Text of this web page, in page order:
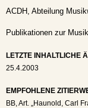
ACDH, Abteilung
Publikationen zur
LETZTE INHALTLICHE
25.4.2003
EMPFOHLENE
BB , Art. „Haunold, Carl